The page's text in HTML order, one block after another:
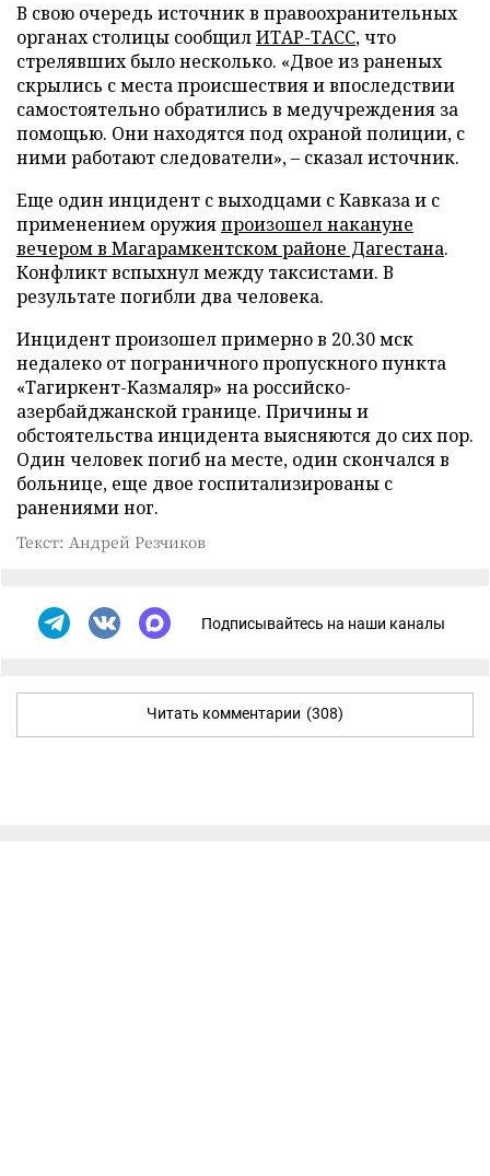
В свою очередь источник в правоохранительных
органах столицы сообщилИТАР-ТАСС, что
стрелявших было несколько. «Двое из раненых
скрылись с места происшествия и впоследствии
самостоятельно обратились в медучреждения за
помощью. Они находятся под охраной полиции, с
ними работают следователи», – сказал источник.
Еще один инцидент с выходцами с Кавказа и с
применением оружияпроизошел накануне
вечером в Магарамкентском районе Дагестана.
Конфликт вспыхнул между таксистами. В
результате погибли два человека.
Инцидент произошел примерно в 20.30 мск
недалеко от пограничного пропускного пункта
«Тагиркент-Казмаляр» на российско-
азербайджанской границе. Причины и
обстоятельства инцидента выясняются до сих пор.
Один человек погиб на месте, один скончался в
больнице, еще двое госпитализированы с
ранениями ног.
Текст: Андрей Резчиков
Подписывайтесь на наши каналы
Читать комментарии (308)